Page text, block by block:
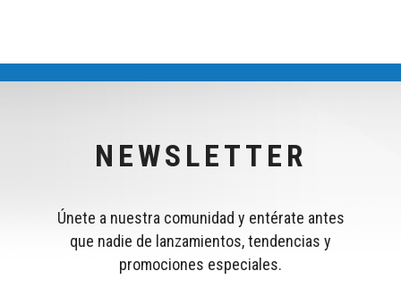
NEWSLETTER
Únete a nuestra comunidad y entérate antes
que nadie de lanzamientos, tendencias y
promociones especiales.